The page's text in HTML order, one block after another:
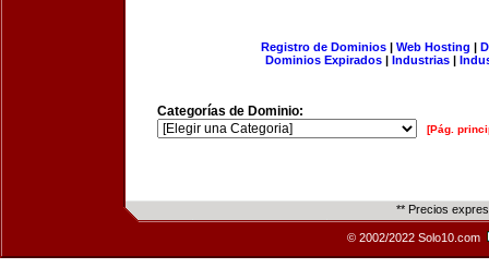
Registro de Dominios| Web Hosting |
Dominios Expirados | Industrias |
Categorías de Dominio:
[Pág.
** Precios
© 2002/2022 Solo10.com